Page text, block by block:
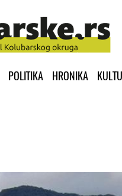
POLITIKA HRONIKA